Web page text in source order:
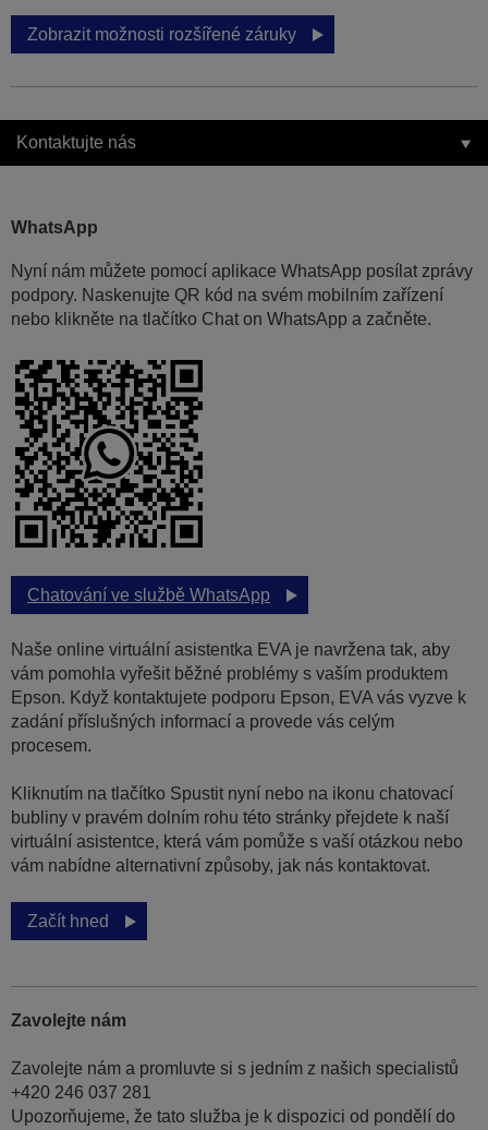
Zobrazit možnosti rozšířené záruky
Kontaktujte nás
WhatsApp
Nyní nám můžete pomocí aplikace WhatsApp posílat zprávy
podpory. Naskenujte QR kód na svém mobilním zařízení
nebo klikněte na tlačítko Chat on WhatsApp a začněte.
Chatování ve službě WhatsApp
Naše online virtuální asistentka EVA je navržena tak, aby
vám pomohla vyřešit běžné problémy s vaším produktem
Epson. Když kontaktujete podporu Epson, EVA vás vyzve k
zadání příslušných informací a provede vás celým
procesem.
Kliknutím na tlačítko Spustit nyní nebo na ikonu chatovací
bubliny v pravém dolním rohu této stránky přejdete k naší
virtuální asistentce, která vám pomůže s vaší otázkou nebo
vám nabídne alternativní způsoby, jak nás kontaktovat.
Začít hned
Zavolejte nám
Zavolejte nám a promluvte si s jedním z našich specialistů
+420 246 037 281
Upozorňujeme, že tato služba je k dispozici od pondělí do